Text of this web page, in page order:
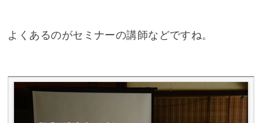
よくあるのがセミナーの講師などですね。